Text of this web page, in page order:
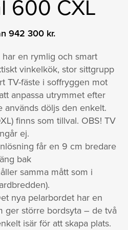
600 CXL
942 300 kr.
en rymlig och smart
vinkelkök, stor sittgrupp
TV-fäste i soffryggen mot
anpassa utrymmet efter
används döljs den enkelt.
finns som tillval. OBS! TV
ej.
får en 9 cm bredare
bak
samma mått som i
nya pelarbordet har en
ger större bordsyta – de två
isär för att skapa plats.